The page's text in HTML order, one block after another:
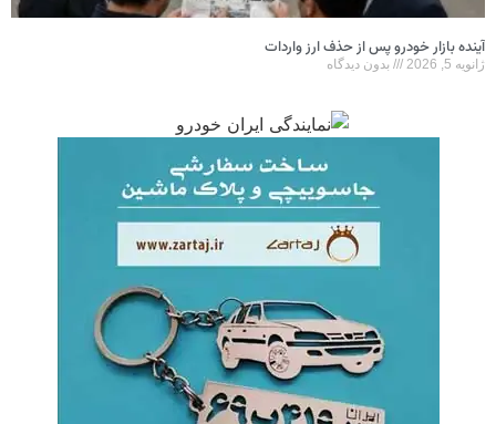
آینده بازار خودرو پس از حذف ارز واردات
ژانویه 5, 2026 بدون دیدگاه